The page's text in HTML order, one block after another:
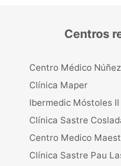
Centros
Clínica Maper
Ibermedic Móstoles II
Clínica Sastre
Centro Medico
Clínica Sastre Pau